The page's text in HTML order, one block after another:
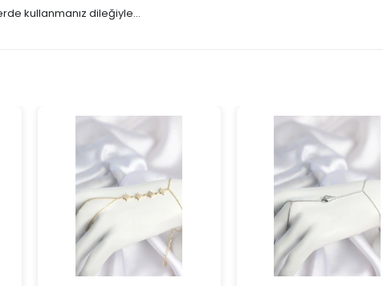
kullanmanız dileğiyle…